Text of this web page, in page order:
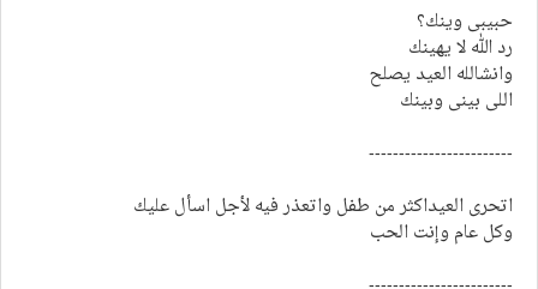
حبيبى وينك؟
رد الله لا يهينك
وانشالله العيد يصلح
اللى بينى وبينك
------------------------
اتحرى العيداكثر من طفل واتعذر فيه لأجل اسأل عليك
وكل عام وإنت الحب